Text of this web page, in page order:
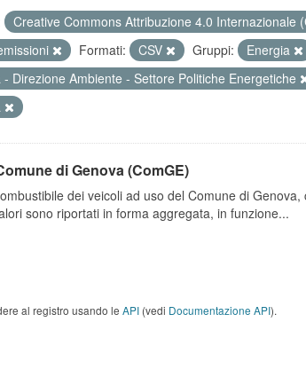
Creative Commons Attribuzione 4.0 Internazionale
Formati: CSV Gruppi: Energia
Direzione Ambiente - Settore Politiche Energetiche
di Genova (ComGE)
dei veicoli ad uso del Comune di
sono riportati in forma aggregata, in funzione...
al registro usando le API (vedi Documentazione API).